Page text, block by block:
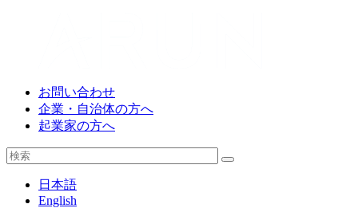
お問い合わせ
企業・自治体の方へ
起業家の方へ
日本語
English